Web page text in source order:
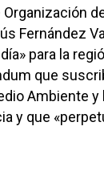
Fernández
para la
que
Ambiente y
y que